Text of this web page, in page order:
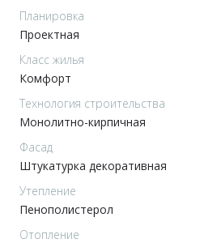
Планировка
Проектная
Класс жилья
Комфорт
Технология строительства
Монолитно-кирпичная
Фасад
Штукатурка декоративная
Утепление
Пенополистерол
Отопление